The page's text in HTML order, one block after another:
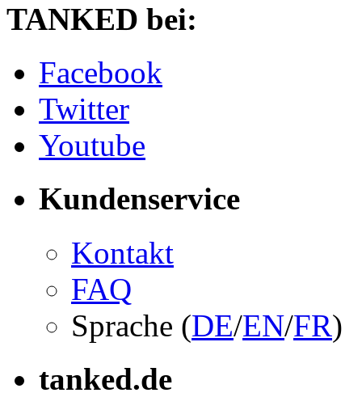
TANKED bei:
Facebook
Twitter
Youtube
Kundenservice
Kontakt
FAQ
Sprache (DE/EN/FR)
tanked.de